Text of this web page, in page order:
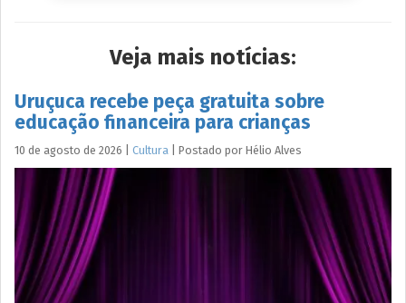
Veja mais notícias:
Uruçuca recebe peça gratuita sobre
educação financeira para crianças
10 de agosto de 2026 Cultura Postado por Hélio Alves